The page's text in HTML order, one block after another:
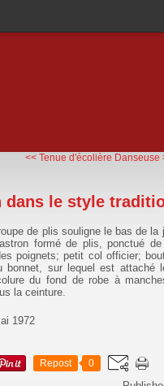
<< Tenue d'écolière Danseuse
dans le style
de plis souligne le bas de
formé de plis, ponctué
poignets; petit col officier;
bonnet, sur lequel est
du fond de robe à
la ceinture.
1972
Repost 0